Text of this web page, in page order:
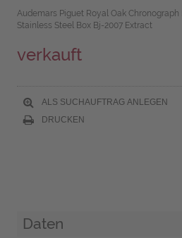
Audemars Piguet Royal Oak Chronograph
Stainless Steel Box Bj-2007 Extract
verkauft
ALS SUCHAUFTRAG ANLEGEN
DRUCKEN
Daten